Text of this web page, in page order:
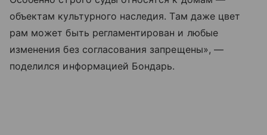
объектам культурного наследия. Там даже цвет
рам может быть регламентирован и любые
изменения без согласования запрещены», —
поделился информацией Бондарь.